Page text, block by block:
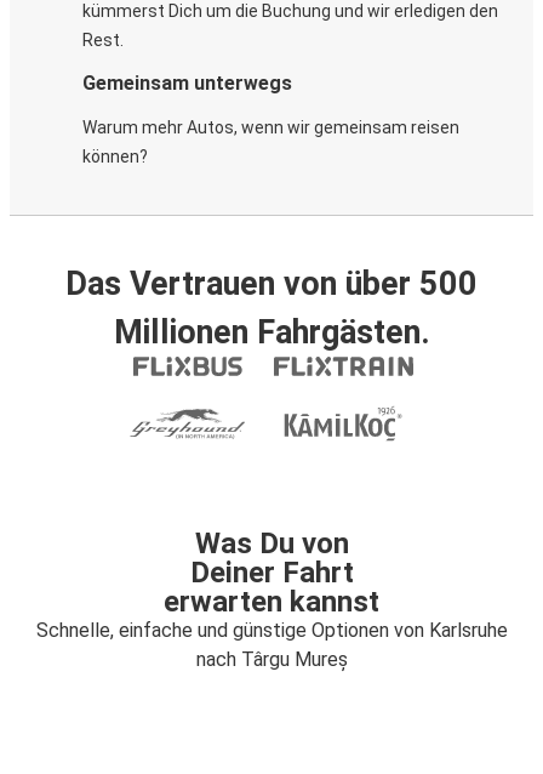
kümmerst Dich um die Buchung und wir erledigen den
Rest.
Gemeinsam unterwegs
Warum mehr Autos, wenn wir gemeinsam reisen
können?
Das Vertrauen von über 500
Millionen Fahrgästen.
Was Du von
Deiner Fahrt
erwarten kannst
Schnelle, einfache und günstige Optionen von Karlsruhe
nach Târgu Mureș